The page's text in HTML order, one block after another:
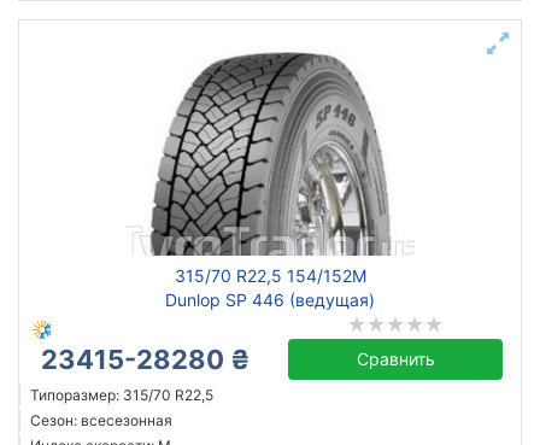
315/70 R22,5 154/152M
Dunlop SP 446 (ведущая)
23415-28280 ₴ Сравнить
Типоразмер: 315/70 R22,5
Сезон: всесезонная